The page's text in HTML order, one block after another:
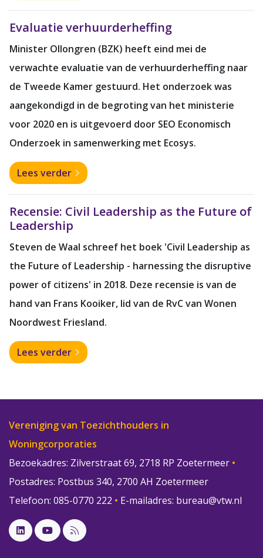
Evaluatie verhuurderheffing
Minister Ollongren (BZK) heeft eind mei de
verwachte evaluatie van de verhuurderheffing naar
de Tweede Kamer gestuurd. Het onderzoek was
aangekondigd in de begroting van het ministerie
voor 2020 en is uitgevoerd door SEO Economisch
Onderzoek in samenwerking met Ecosys.
Lees verder
Recensie: Civil Leadership as the Future of
Leadership
Steven de Waal schreef het boek 'Civil Leadership as
the Future of Leadership - harnessing the disruptive
power of citizens' in 2018. Deze recensie is van de
hand van Frans Kooiker, lid van de RvC van Wonen
Noordwest Friesland.
Lees verder
Vereniging van Toezichthouders in
Woningcorporaties
Bezoekadres: Zilverstraat 69, 2718 RP Zoetermeer •
Postadres: Postbus 340, 2700 AH Zoetermeer
Telefoon: 085-0770 222 • E-mailadres: bureau@vtw.nl